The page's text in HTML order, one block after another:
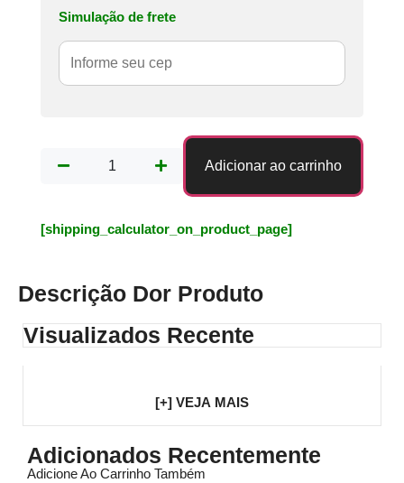
Simulação de frete
Adicionar ao carrinho
[shipping_calculator_on_product_page]
Descrição Dor Produto
Visualizados Recente
[+] VEJA MAIS
Adicionados Recentemente
Adicione Ao Carrinho Também